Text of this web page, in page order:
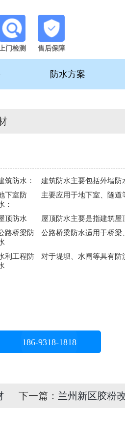
门检测 售后保障
防水方案
筑防水：
建筑防水主要包括外墙
下室防
：
主要应用于地下室、隧道
顶防水
屋顶防水主要是指建筑屋
路桥梁防
公路桥梁防水适用于桥梁
利工程防
对于堤坝、水闸等具有防
186-9318-1818
下一篇： 兰州新区胶粉